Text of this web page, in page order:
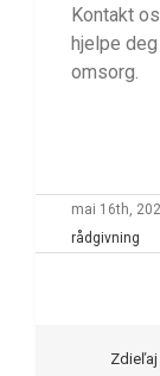
Kontakt
hjelpe
omsorg.
mai 16th,
rådgivning